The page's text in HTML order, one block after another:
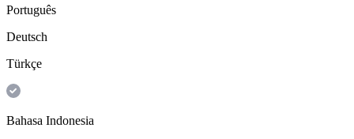
Português
Deutsch
Türkçe
Bahasa Indonesia